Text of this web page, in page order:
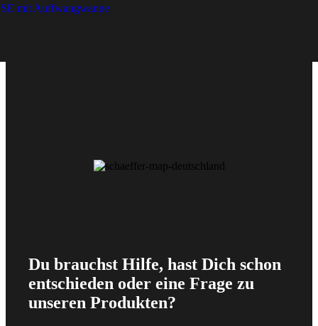
mit Auffwangwanne
Du brauchst Hilfe, hast Dich schon
entschieden oder eine Frage zu
unseren Produkten?